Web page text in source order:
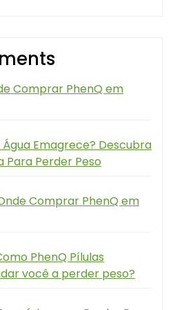
Comprar PhenQ em
Emagrece? Descubra
Para Perder Peso
Comprar PhenQ em
PhenQ Pílulas
você a perder peso?